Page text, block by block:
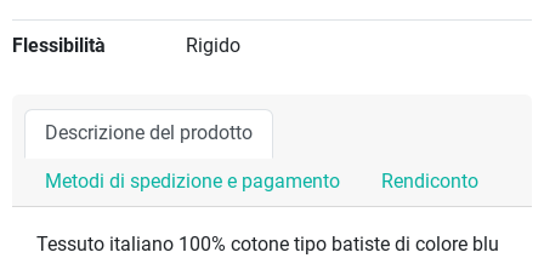
Flessibilità Rigido
Descrizione del prodotto
Metodi di spedizione e pagamento Rendiconto
Tessuto italiano 100% cotone tipo batiste di colore blu